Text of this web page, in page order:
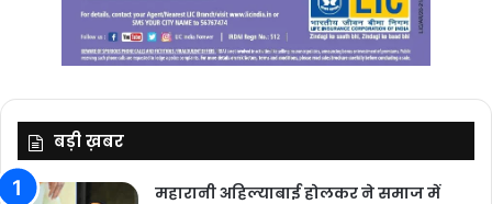
बड़ी ख़बर
महारानी अहिल्याबाई होलकर ने समाज में